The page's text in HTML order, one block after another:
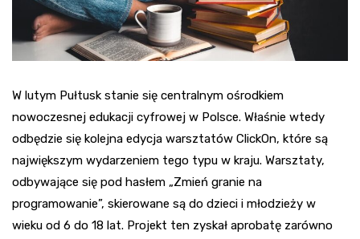
W lutym Pułtusk stanie się centralnym ośrodkiem
nowoczesnej edukacji cyfrowej w Polsce. Właśnie wtedy
odbędzie się kolejna edycja warsztatów ClickOn, które są
największym wydarzeniem tego typu w kraju. Warsztaty,
odbywające się pod hasłem „Zmień granie na
programowanie”, skierowane są do dzieci i młodzieży w
wieku od 6 do 18 lat. Projekt ten zyskał aprobatę zarówno